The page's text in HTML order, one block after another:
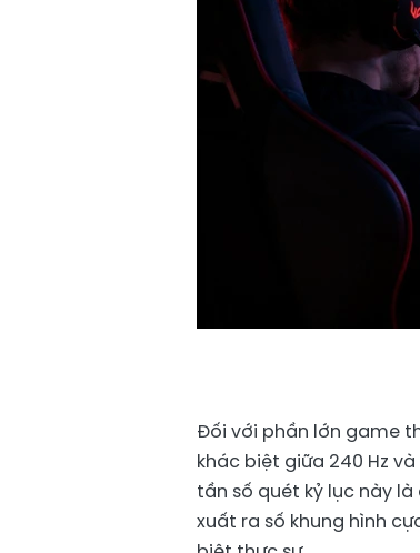
Đối với phần lớn game
khác biệt giữa 240 Hz
tần số quét kỷ lục này
xuất ra số khung hình